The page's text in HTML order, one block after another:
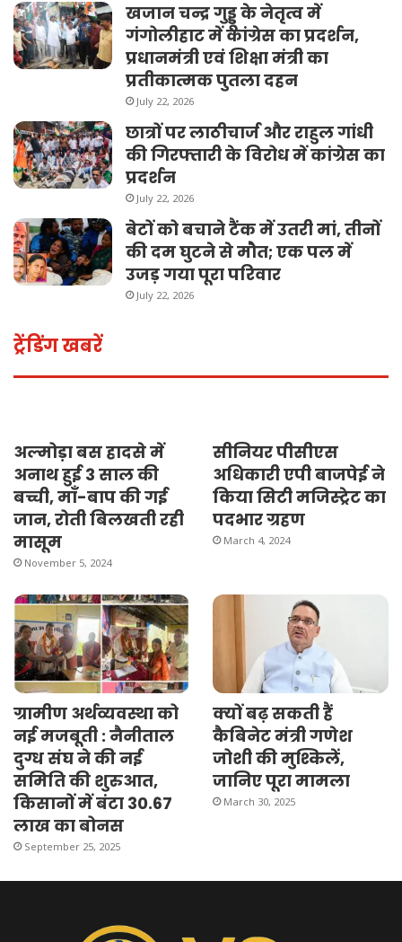
खजान चन्द्र गुड्डू के नेतृत्व में
गंगोलीहाट में कांग्रेस का प्रदर्शन,
प्रधानमंत्री एवं शिक्षा मंत्री का
प्रतीकात्मक पुतला दहन
July 22, 2026
छात्रों पर लाठीचार्ज और राहुल गांधी
की गिरफ्तारी के विरोध में कांग्रेस का
प्रदर्शन
July 22, 2026
बेटों को बचाने टैंक में उतरी मां, तीनों
की दम घुटने से मौत; एक पल में
उजड़ गया पूरा परिवार
July 22, 2026
ट्रेंडिंग खबरें
अल्मोड़ा बस हादसे में
अनाथ हुई 3 साल की
बच्ची, माँ-बाप की गई
जान, रोती बिलखती रही
मासूम
November 5, 2024
सीनियर पीसीएस
अधिकारी एपी बाजपेई ने
किया सिटी मजिस्ट्रेट का
पदभार ग्रहण
March 4, 2024
ग्रामीण अर्थव्यवस्था को
नई मजबूती : नैनीताल
दुग्ध संघ ने की नई
समिति की शुरुआत,
किसानों में बंटा 30.67
लाख का बोनस
September 25, 2025
क्यों बढ़ सकती हैं
कैबिनेट मंत्री गणेश
जोशी की मुश्किलें,
जानिए पूरा मामला
March 30, 2025